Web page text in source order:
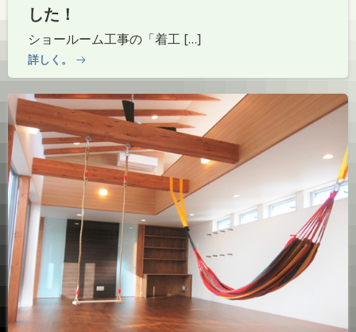
した！
ショールーム工事の「着工 […]
詳しく。